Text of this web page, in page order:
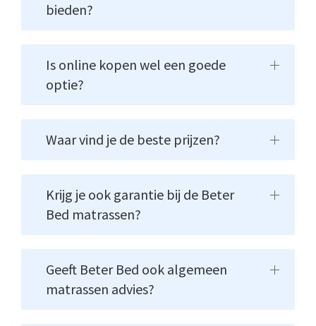
bieden?
Is online kopen wel een goede
optie?
Waar vind je de beste prijzen?
Krijg je ook garantie bij de Beter
Bed matrassen?
Geeft Beter Bed ook algemeen
matrassen advies?